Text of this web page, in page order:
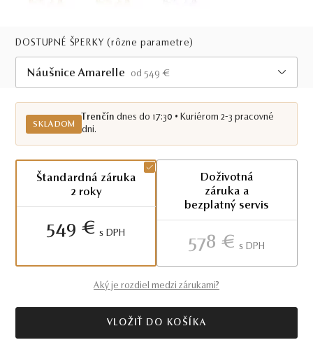
DOSTUPNÉ ŠPERKY(rôzne parametre)
Náušnice Amarelle
od 549 €
Skladom TN
SKLADOM
Trenčín dnes do 17:30 • Kuriérom 2-3 pracovné
dni.
Štandardná záruka
2 roky
549 € S DPH
Doživotná
záruka a
bezplatný servis
578 € S DPH
Aký je rozdiel medzi zárukami?
VLOŽIŤ DO KOŠÍKA